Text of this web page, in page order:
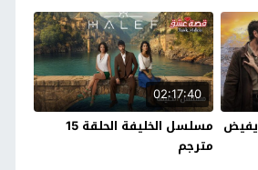
02:17:40
مسلسل الخليفة الحلقة 15
مترجم